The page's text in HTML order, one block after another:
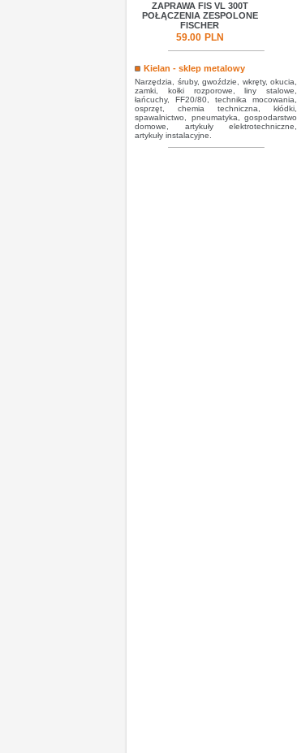
ZAPRAWA FIS VL 300T
POŁĄCZENIA ZESPOLONE
FISCHER
59.00 PLN
Kielan - sklep metalowy
Narzędzia, śruby, gwoździe, wkręty, okucia,
zamki, kołki rozporowe, liny stalowe,
łańcuchy, FF20/80, technika mocowania,
osprzęt, chemia techniczna, kłódki,
spawalnictwo, pneumatyka, gospodarstwo
domowe, artykuły elektrotechniczne,
artykuły instalacyjne.